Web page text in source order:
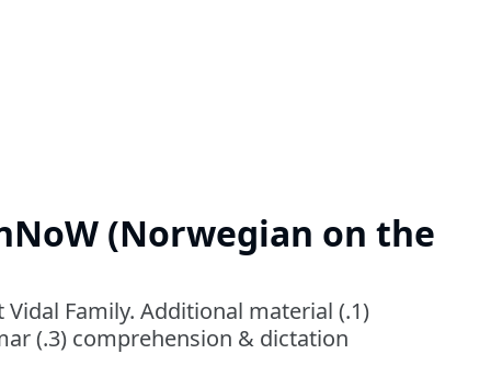
(Norwegian on the
Family. Additional material (.1)
(.3) comprehension & dictation